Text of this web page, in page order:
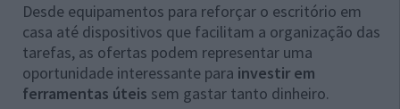
Desde equipamentos para reforçar o escritório em
casa até dispositivos que facilitam a organização das
tarefas, as ofertas podem representar uma
oportunidade interessante para investir em
ferramentas úteis sem gastar tanto dinheiro.